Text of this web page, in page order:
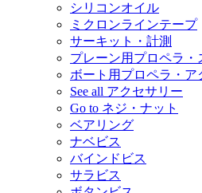
シリコンオイル
ミクロンラインテープ
サーキット・計測
プレーン用プロペラ・
ボート用プロペラ・ア
See all アクセサリー
Go to ネジ・ナット
ベアリング
ナベビス
バインドビス
サラビス